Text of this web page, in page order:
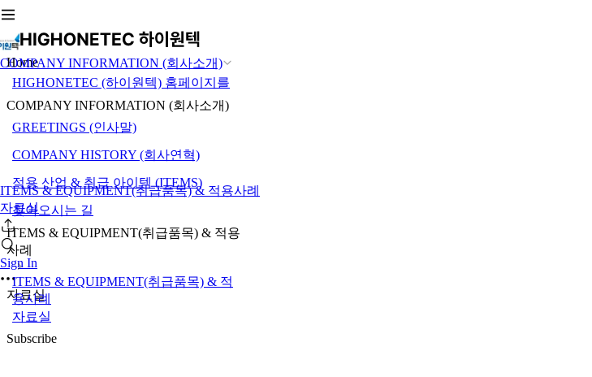
COMPANY INFORMATION (회사소개)
ITEMS & EQUIPMENT(취급품목) & 적용사례
자료실
Sign In
Home
HIGHONETEC (하이원텍) 홈페이지를
COMPANY INFORMATION (회사소개)
GREETINGS (인사말)
COMPANY HISTORY (회사연혁)
적용 산업 & 취급 아이템 (ITEMS)
찾아오시는 길
ITEMS & EQUIPMENT(취급품목) & 적용
사례
ITEMS & EQUIPMENT(취급품목) & 적
용사례
자료실
자료실
Subscribe